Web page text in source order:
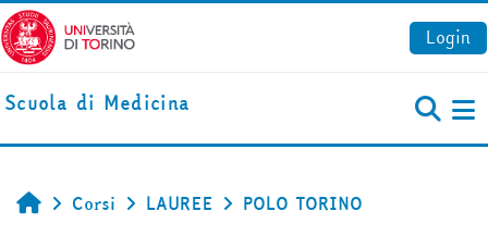
Vai al contenuto principale
Login
Scuola di Medicina
Home
Corsi LAUREE
POLO TORINO